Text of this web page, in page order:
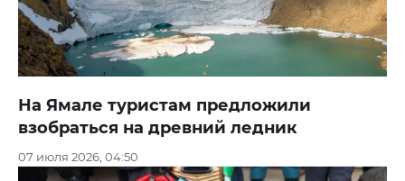
На Ямале туристам предложили
взобраться на древний ледник
07 июля 2026, 04:50